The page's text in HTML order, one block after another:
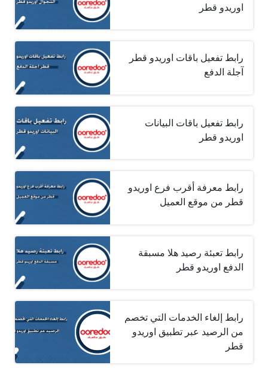
اوريدو قطر
رابط تفعيل باقات اوريدو قطر
آجلة الدفع
رابط تفعيل باقات البيانات
اوريدو قطر
رابط معرفة أقرب فرع اوريدو
قطر من موقع العميل
رابط تعبئة رصيد هلا مسبقة
الدفع اوريدو قطر
رابط إلغاء الخدمات التي تخصم
من الرصيد عبر تطبيق اوريدو
قطر